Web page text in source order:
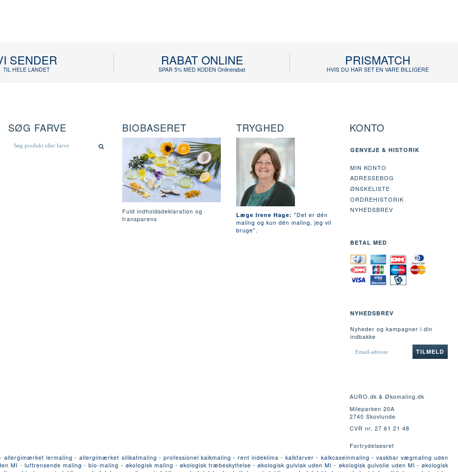
SENDER
TIL HELE LANDET
RABAT ONLINE
SPAR 5% MED KODEN Onlinerabat
PRISMATCH
HVIS DU HAR SET EN VARE BILLIGERE
SØG FARVE BIOBASERET
Fuld indholdsdeklaration og
transparens
TRYGHED
Læge Irene Hage: "Det er dén
maling og kun dén maling, jeg vil
bruge".
KONTO
GENVEJE & HISTORIK
MIN KONTO
ADRESSEBOG
ØNSKELISTE
ORDREHISTORIK
NYHEDSBREV
BETAL MED
NYHEDSBREV
Nyheder og kampagner i din
indbakke
EMAIL-
ADRESSE
TILMELD
AURO.dk & Økomaling.dk
Mileparken 20A
2740 Skovlunde
CVR nr. 27 61 21 48
Fortrydelsesret
lermaling - allergimærket silikatmaling - professionel kalkmaling - rent indeklima - kalkfarver - kalkcaseinmaling - vaskbar vægmaling uden
- luftrensende maling - bio-maling - økologisk maling - økologisk træbeskyttelse - økologisk gulvlak uden MI - økologisk gulvolie uden MI - økologisk